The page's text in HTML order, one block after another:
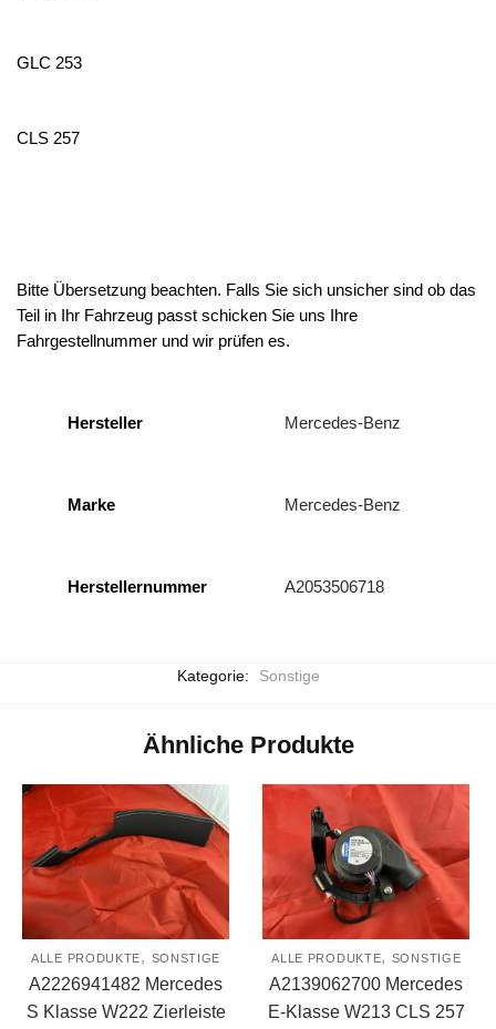
GLC 253
CLS 257
Bitte Übersetzung beachten. Falls Sie sich unsicher sind ob das
Teil in Ihr Fahrzeug passt schicken Sie uns Ihre
Fahrgestellnummer und wir prüfen es.
Hersteller Mercedes-Benz
Marke Mercedes-Benz
Herstellernummer A2053506718
Kategorie: Sonstige
Ähnliche Produkte
ALLE PRODUKTE, SONSTIGE
A2226941482 Mercedes
S Klasse W222 Zierleiste
ALLE PRODUKTE, SONSTIGE
A2139062700 Mercedes
E-Klasse W213 CLS 257